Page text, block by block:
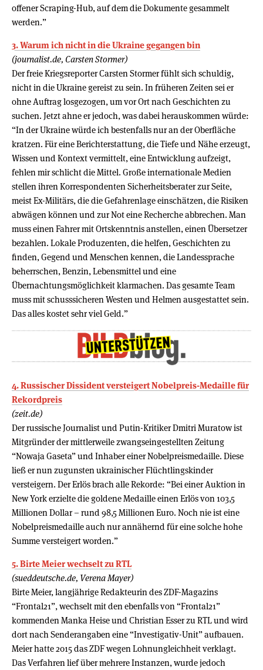
offener Scraping-Hub, auf dem die Dokumente gesammelt
werden.”
3. Warum ich nicht in die Ukraine gegangen bin
(journalist.de, Carsten Stormer)
Der freie Kriegsreporter Carsten Stormer fühlt sich schuldig,
nicht in die Ukraine gereist zu sein. In früheren Zeiten sei er
ohne Auftrag losgezogen, um vor Ort nach Geschichten zu
suchen. Jetzt ahne er jedoch, was dabei herauskommen würde:
“In der Ukraine würde ich bestenfalls nur an der Oberfläche
kratzen. Für eine Berichterstattung, die Tiefe und Nähe erzeugt,
Wissen und Kontext vermittelt, eine Entwicklung aufzeigt,
fehlen mir schlicht die Mittel. Große internationale Medien
stellen ihren Korrespondenten Sicherheitsberater zur Seite,
meist Ex-Militärs, die die Gefahrenlage einschätzen, die Risiken
abwägen können und zur Not eine Recherche abbrechen. Man
muss einen Fahrer mit Ortskenntnis anstellen, einen Übersetzer
bezahlen. Lokale Produzenten, die helfen, Geschichten zu
finden, Gegend und Menschen kennen, die Landessprache
beherrschen, Benzin, Lebensmittel und eine
Übernachtungsmöglichkeit klarmachen. Das gesamte Team
muss mit schusssicheren Westen und Helmen ausgestattet sein.
Das alles kostet sehr viel Geld.”
4. Russischer Dissident versteigert Nobelpreis-Medaille für
Rekordpreis
(zeit.de)
Der russische Journalist und Putin-Kritiker Dmitri Muratow ist
Mitgründer der mittlerweile zwangseingestellten Zeitung
“Nowaja Gaseta” und Inhaber einer Nobelpreismedaille. Diese
ließ er nun zugunsten ukrainischer Flüchtlingskinder
versteigern. Der Erlös brach alle Rekorde: “Bei einer Auktion in
New York erzielte die goldene Medaille einen Erlös von 103,5
Millionen Dollar – rund 98,5 Millionen Euro. Noch nie ist eine
Nobelpreismedaille auch nur annähernd für eine solche hohe
Summe versteigert worden.”
5. Birte Meier wechselt zu RTL
(sueddeutsche.de, Verena Mayer)
Birte Meier, langjährige Redakteurin des ZDF-Magazins
“Frontal21”, wechselt mit den ebenfalls von “Frontal21”
kommenden Manka Heise und Christian Esser zu RTL und wird
dort nach Senderangaben eine “Investigativ-Unit” aufbauen.
Meier hatte 2015 das ZDF wegen Lohnungleichheit verklagt.
Das Verfahren lief über mehrere Instanzen, wurde jedoch